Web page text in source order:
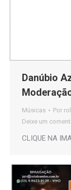
Danúbio
Músicas Por
Deixe um
CLIQUE NA